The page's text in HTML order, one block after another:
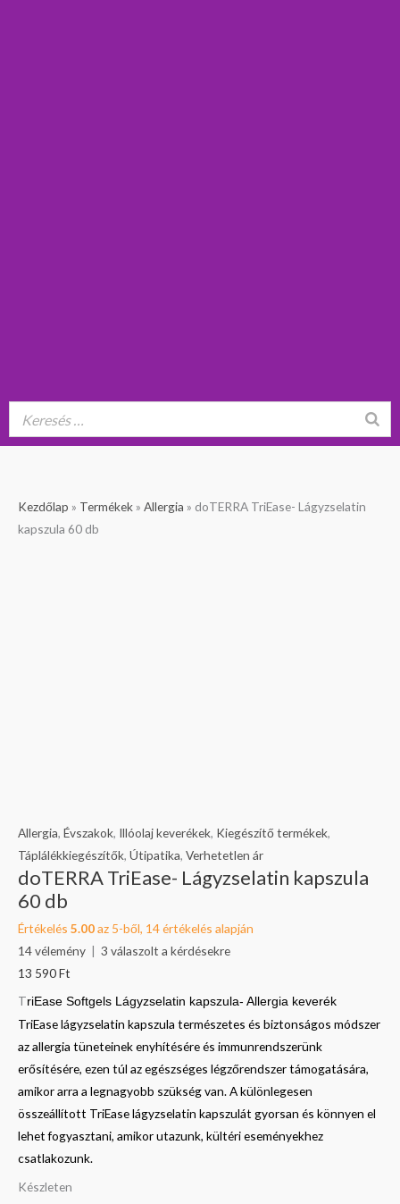
Kezdőlap » Termékek » Allergia » doTERRA TriEase- Lágyzselatin
kapszula 60 db
Allergia, Évszakok, Illóolaj keverékek, Kiegészítő termékek,
Táplálékkiegészítők, Útipatika, Verhetetlen ár
doTERRA TriEase- Lágyzselatin kapszula
60 db
Értékelés 5.00az 5-ből, 14értékelés alapján
14vélemény | 3 válaszolt a kérdésekre
13 590Ft
TriEase Softgels Lágyzselatin kapszula- Allergia keverék
TriEase lágyzselatin kapszula természetes és biztonságos módszer
az allergia tüneteinek enyhítésére és immunrendszerünk
erősítésére, ezen túl az egészséges légzőrendszer támogatására,
amikor arra a legnagyobb szükség van. A különlegesen
összeállított TriEase lágyzselatin kapszulát gyorsan és könnyen el
lehet fogyasztani, amikor utazunk, kültéri eseményekhez
csatlakozunk.
Készleten
doTERRA
TriEase-